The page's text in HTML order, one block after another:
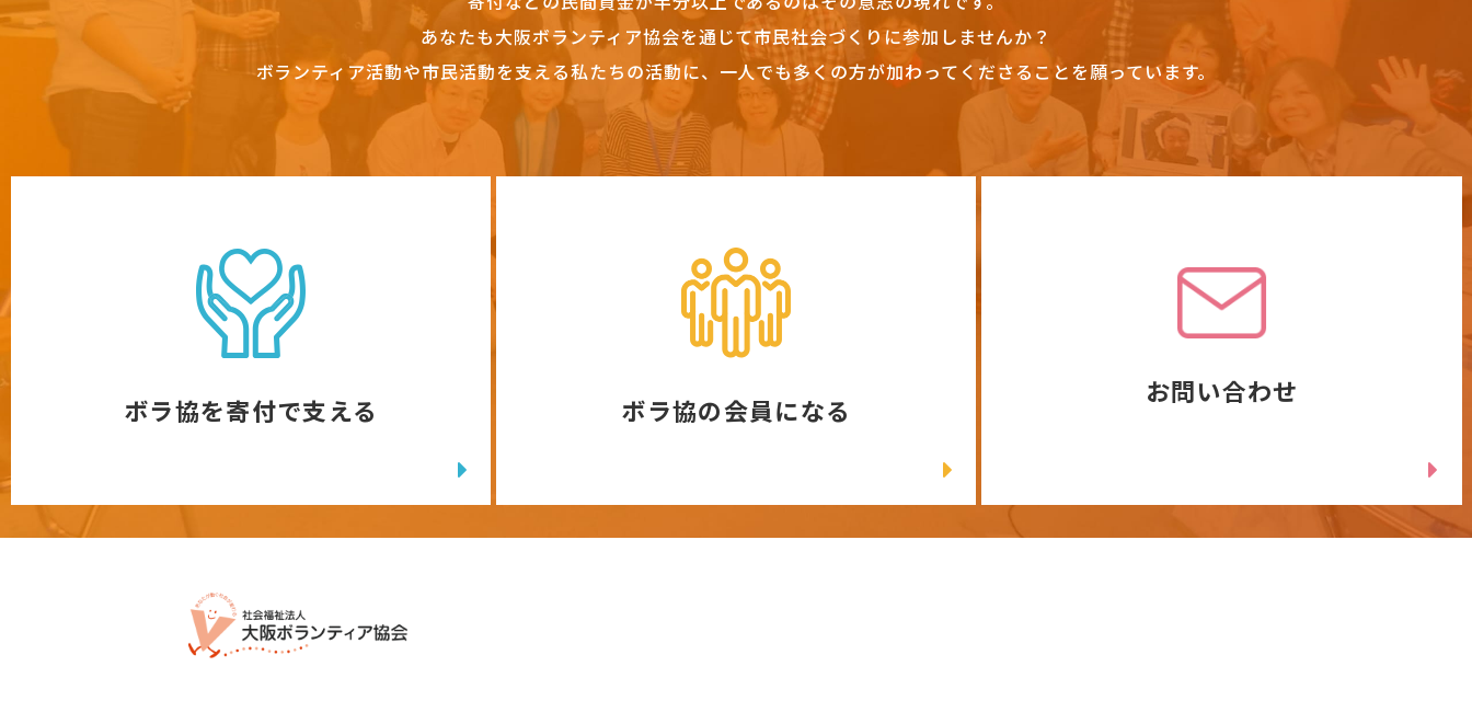
あなたも大阪ボランティア協会を通じて市民社会づくりに参加しませんか？
ボランティア活動や市民活動を支える私たちの活動に、一人でも多くの方が加わってくださることを願っています。
ボラ協を寄付で支える ボラ協の会員になる
お問い合わせ